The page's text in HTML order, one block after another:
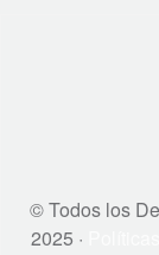
© Todos los
2025 ·